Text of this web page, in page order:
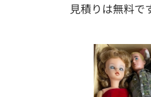
見積りは無料で